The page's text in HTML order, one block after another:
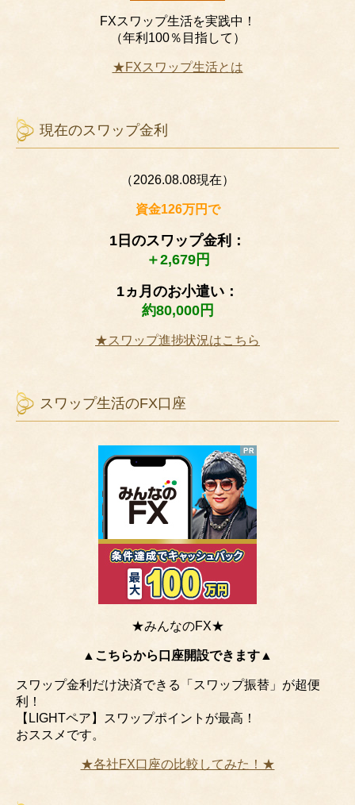
FXスワップ生活を実践中！
（年利100％目指して）
★FXスワップ生活とは
現在のスワップ金利
（2026.08.08現在）
資金126万円で
1日のスワップ金利：
＋2,679円
1ヵ月のお小遣い：
約80,000円
★スワップ進捗状況はこちら
スワップ生活のFX口座
★みんなのFX★
▲こちらから口座開設できます▲
スワップ金利だけ決済できる「スワップ振替」が超便
利！
【LIGHTペア】スワップポイントが最高！
おススメです。
★各社FX口座の比較してみた！★